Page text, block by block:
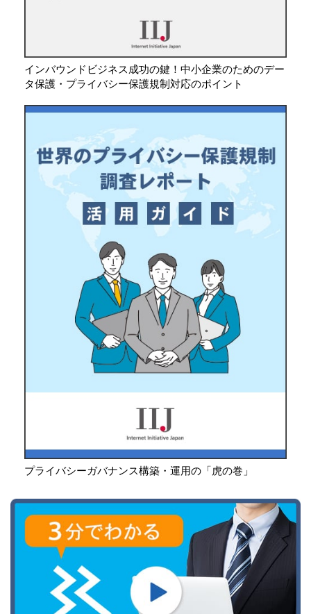
インバウンドビジネス成功の鍵！中小企業のためのデー
タ保護・プライバシー保護規制対応のポイント
プライバシーガバナンス構築・運用の「虎の巻」